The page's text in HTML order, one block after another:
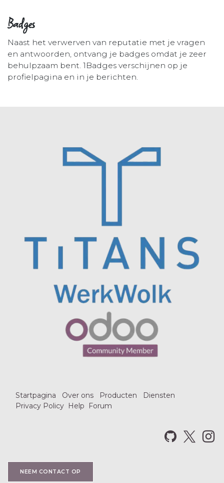
Badges
Naast het verwerven van reputatie met je vragen
en antwoorden, ontvang je badges omdat je zeer
behulpzaam bent. 1Badges verschijnen op je
profielpagina en in je berichten.
Startpagina Over ons Producten
Diensten
Privacy Policy
Help Forum
NEEM CO​​NTACT OP